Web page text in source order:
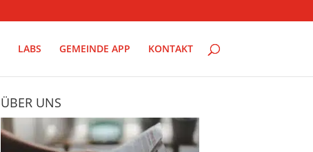
LABS GEMEINDE APP KONTAKT
ÜBER UNS